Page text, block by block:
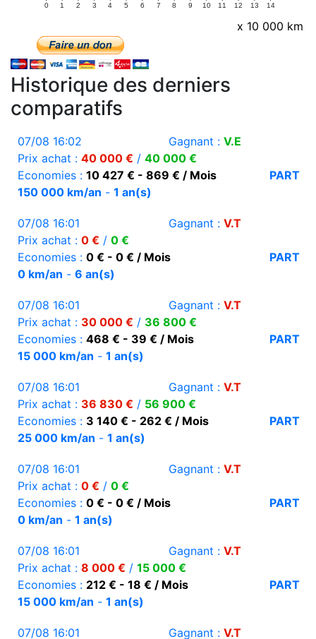
0 1 2 3 4 5 6 7 8 9 10 11 12 13 14
x 10 000 km
Historique des derniers
comparatifs
07/08 16:02 Gagnant : V.E
Prix achat : 40 000 € / 40 000 €
Economies : 10 427 € - 869 € / Mois
PART
150 000 km/an - 1 an(s)
07/08 16:01 Gagnant : V.T
Prix achat : 0 € / 0 €
Economies : 0 € - 0 € / Mois
PART
0 km/an - 6 an(s)
07/08 16:01 Gagnant : V.T
Prix achat : 30 000 € / 36 800 €
Economies : 468 € - 39 € / Mois
PART
15 000 km/an - 1 an(s)
07/08 16:01 Gagnant : V.T
Prix achat : 36 830 € / 56 900 €
Economies : 3 140 € - 262 € / Mois
PART
25 000 km/an - 1 an(s)
07/08 16:01 Gagnant : V.T
Prix achat : 0 € / 0 €
Economies : 0 € - 0 € / Mois
PART
0 km/an - 1 an(s)
07/08 16:01 Gagnant : V.T
Prix achat : 8 000 € / 15 000 €
Economies : 212 € - 18 € / Mois
PART
15 000 km/an - 1 an(s)
07/08 16:01 Gagnant : V.T